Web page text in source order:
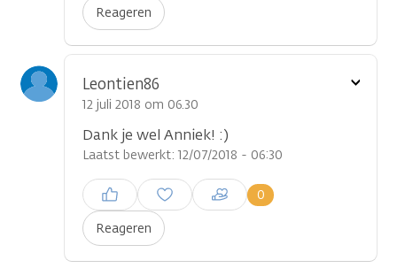
Reageren
Leontien86
12 juli 2018 om 06.30
Dank je wel Anniek! :)
Laatst bewerkt: 12/07/2018 - 06:30
Reageren
0
Inloggen om een reactie te
plaatsen
Toon